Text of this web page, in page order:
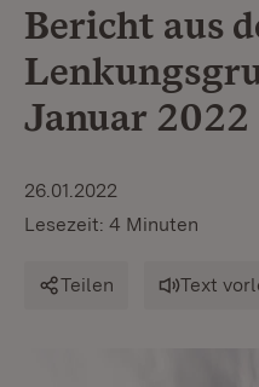
Bericht aus
Januar 2022
26.01.2022
Lesezeit: 4 Minuten
Teilen Text